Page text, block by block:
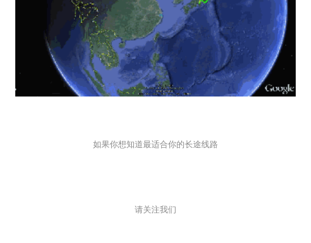
如果你想知道最适合你的长途线路
请关注我们